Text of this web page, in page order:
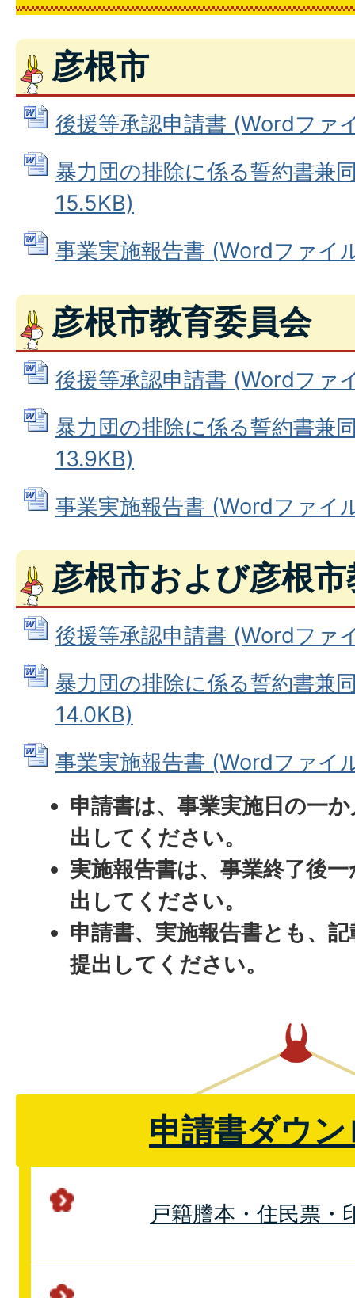
彦根市
後援等承認申請書 (Wordファ
暴力団の排除に係る誓約書兼
15.5KB)
事業実施報告書 (Wordファイ
彦根市教育委員会
後援等承認申請書 (Wordファ
暴力団の排除に係る誓約書兼
13.9KB)
事業実施報告書 (Wordファイ
彦根市および彦根
後援等承認申請書 (Wordファ
暴力団の排除に係る誓約書兼
14.0KB)
事業実施報告書 (Wordファイ
申請書は、事業実施日の一
出してください。
実施報告書は、事業終了後
出してください。
申請書、実施報告書とも、
提出してください。
申請書ダウ
戸籍謄本・住民票・